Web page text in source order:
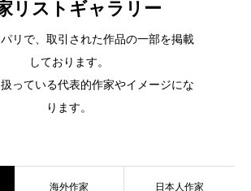
リストギャラリー
リで、取引された作品の一部を掲載
しております。
っている代表的作家やイメージにな
ります。
海外作家 日本人作家